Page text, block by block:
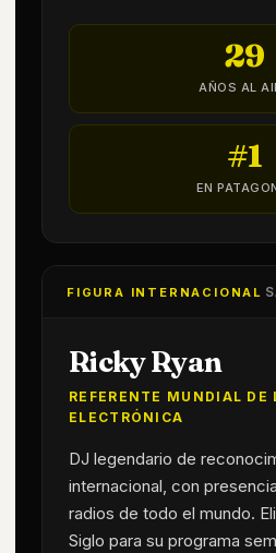
29
AÑOS AL
#1
EN
FIGURA INTERNACIONAL
Ricky Ryan
REFERENTE MUNDIAL DE
ELECTRÓNICA
DJ legendario de
internacional, con
radios de todo el mundo.
Siglo para su programa